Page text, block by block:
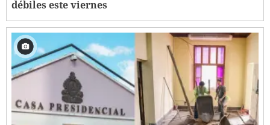
débiles este viernes